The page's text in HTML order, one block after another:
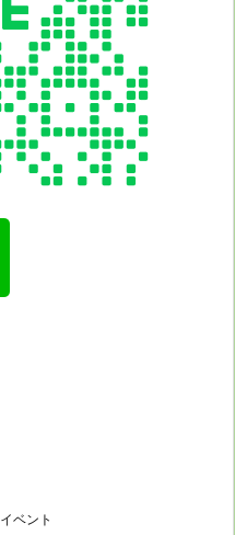
イベント